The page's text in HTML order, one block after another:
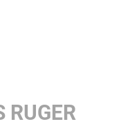
RUGER